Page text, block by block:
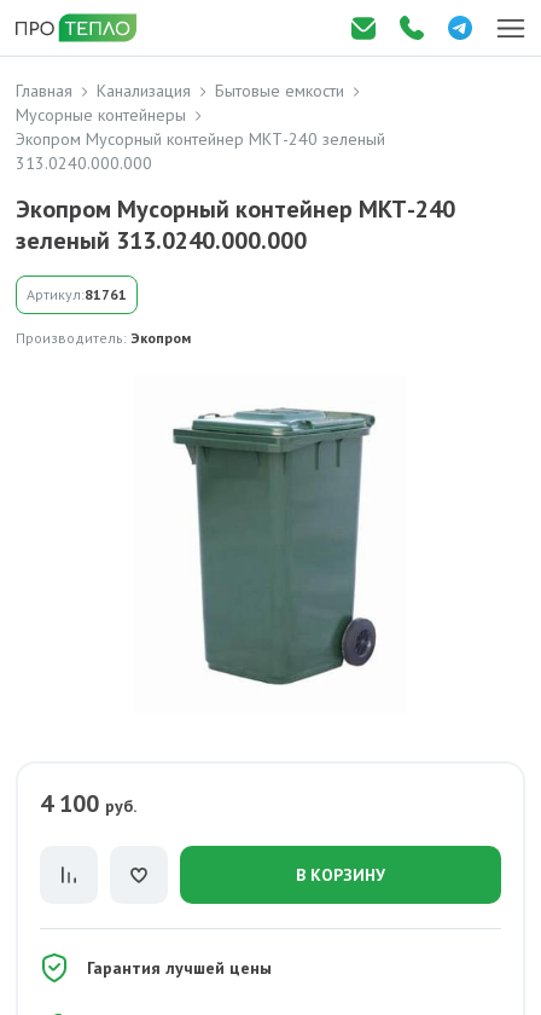
Главная Канализация
Бытовые емкости
Мусорные контейнеры
Экопром Мусорный контейнер МКТ-240 зеленый
313.0240.000.000
Экопром Мусорный контейнер МКТ-240
зеленый 313.0240.000.000
Артикул:81761
Производитель: Экопром
4 100 руб.
В КОРЗИНУ
Гарантия лучшей цены